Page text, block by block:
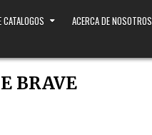
ACERCA DE NOSOTROS
BRAVE